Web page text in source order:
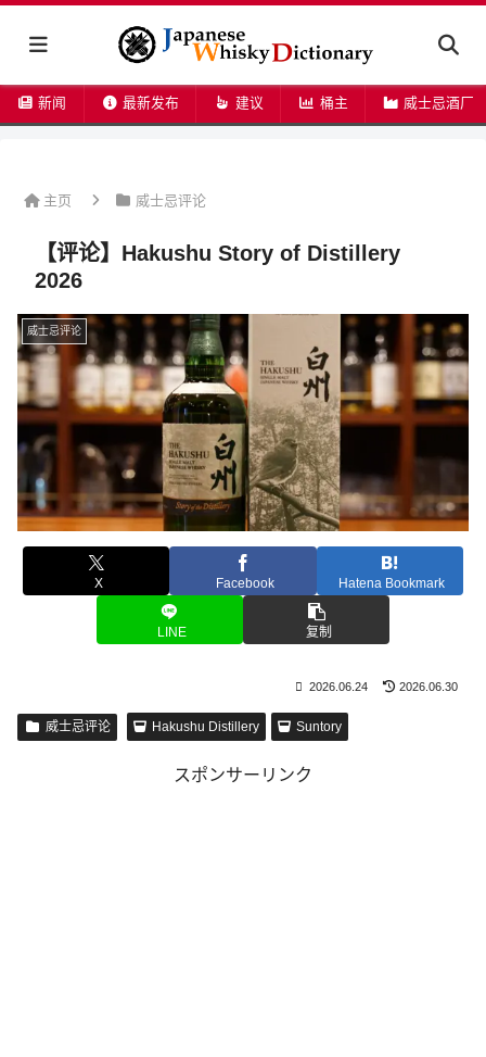
新闻 最新发布 建议 桶主 威士忌酒厂
主页 威士忌评论
【评论】Hakushu Story of Distillery
2026
威士忌评论
X Facebook Hatena Bookmark
LINE 复制
2026.06.24 2026.06.30
威士忌评论 Hakushu Distillery Suntory
スポンサーリンク